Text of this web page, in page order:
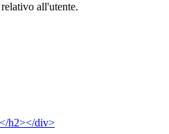
all'utente.